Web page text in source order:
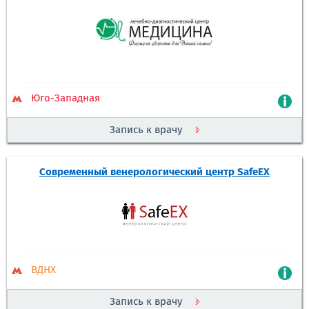
Юго-Западная
Запись к врачу
Современный венерологический центр SafeEX
ВДНХ
Запись к врачу